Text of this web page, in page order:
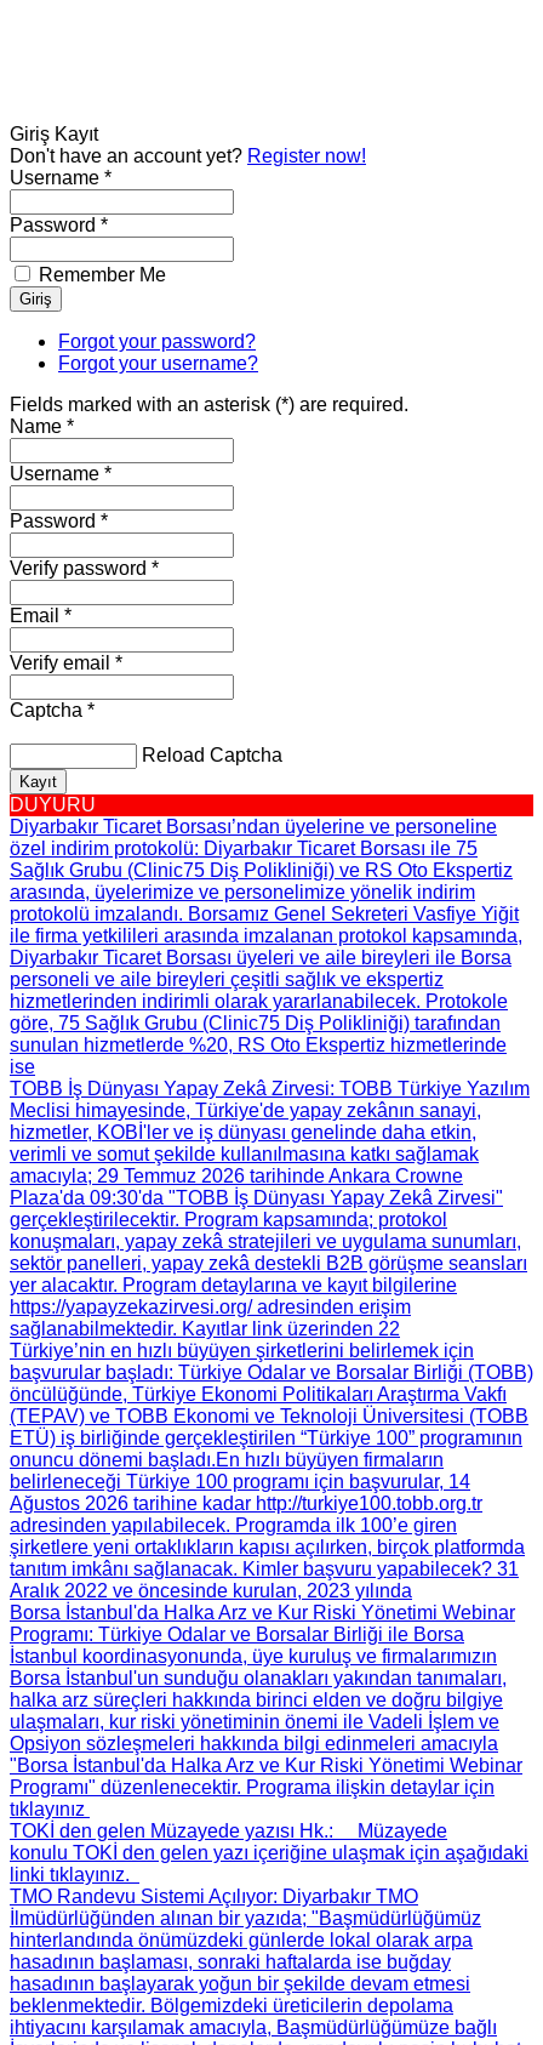
Giriş Kayıt
Don't have an account yet? Register now!
Username *
Password *
Remember Me
Forgot your password?
Forgot your username?
Fields marked with an asterisk (*) are required.
Name *
Username *
Password *
Verify password *
Email *
Verify email *
Captcha *
Reload Captcha
Kayıt
DUYURU
Diyarbakır Ticaret Borsası’ndan üyelerine ve personeline
özel indirim protokolü: Diyarbakır Ticaret Borsası ile 75
Sağlık Grubu (Clinic75 Diş Polikliniği) ve RS Oto Ekspertiz
arasında, üyelerimize ve personelimize yönelik indirim
protokolü imzalandı. Borsamız Genel Sekreteri Vasfiye Yiğit
ile firma yetkilileri arasında imzalanan protokol kapsamında,
Diyarbakır Ticaret Borsası üyeleri ve aile bireyleri ile Borsa
personeli ve aile bireyleri çeşitli sağlık ve ekspertiz
hizmetlerinden indirimli olarak yararlanabilecek. Protokole
göre, 75 Sağlık Grubu (Clinic75 Diş Polikliniği) tarafından
sunulan hizmetlerde %20, RS Oto Ekspertiz hizmetlerinde
ise
TOBB İş Dünyası Yapay Zekâ Zirvesi: TOBB Türkiye Yazılım
Meclisi himayesinde, Türkiye'de yapay zekânın sanayi,
hizmetler, KOBİ'ler ve iş dünyası genelinde daha etkin,
verimli ve somut şekilde kullanılmasına katkı sağlamak
amacıyla; 29 Temmuz 2026 tarihinde Ankara Crowne
Plaza'da 09:30'da "TOBB İş Dünyası Yapay Zekâ Zirvesi"
gerçekleştirilecektir. Program kapsamında; protokol
konuşmaları, yapay zekâ stratejileri ve uygulama sunumları,
sektör panelleri, yapay zekâ destekli B2B görüşme seansları
yer alacaktır. Program detaylarına ve kayıt bilgilerine
https://yapayzekazirvesi.org/ adresinden erişim
sağlanabilmektedir. Kayıtlar link üzerinden 22
Türkiye’nin en hızlı büyüyen şirketlerini belirlemek için
başvurular başladı: Türkiye Odalar ve Borsalar Birliği (TOBB)
öncülüğünde, Türkiye Ekonomi Politikaları Araştırma Vakfı
(TEPAV) ve TOBB Ekonomi ve Teknoloji Üniversitesi (TOBB
ETÜ) iş birliğinde gerçekleştirilen “Türkiye 100” programının
onuncu dönemi başladı.​ En hızlı büyüyen firmaların
belirleneceği Türkiye 100 programı için başvurular, 14
Ağustos 2026 tarihine kadar http://turkiye100.tobb.org.tr
adresinden yapılabilecek. Programda ilk 100’e giren
şirketlere yeni ortaklıkların kapısı açılırken, birçok platformda
tanıtım imkânı sağlanacak. Kimler başvuru yapabilecek? 31
Aralık 2022 ve öncesinde kurulan, 2023 yılında
Borsa İstanbul'da Halka Arz ve Kur Riski Yönetimi Webinar
Programı: Türkiye Odalar ve Borsalar Birliği ile Borsa
İstanbul koordinasyonunda, üye kuruluş ve firmalarımızın
Borsa İstanbul'un sunduğu olanakları yakından tanımaları,
halka arz süreçleri hakkında birinci elden ve doğru bilgiye
ulaşmaları, kur riski yönetiminin önemi ile Vadeli İşlem ve
Opsiyon sözleşmeleri hakkında bilgi edinmeleri amacıyla
"Borsa İstanbul'da Halka Arz ve Kur Riski Yönetimi Webinar
Programı" düzenlenecektir. Programa ilişkin detaylar için
tıklayınız
TOKİ den gelen Müzayede yazısı Hk.: Müzayede
konulu TOKİ den gelen yazı içeriğine ulaşmak için aşağıdaki
linki tıklayınız.
TMO Randevu Sistemi Açılıyor: Diyarbakır TMO
İlmüdürlüğünden alınan bir yazıda; "Başmüdürlüğümüz
hinterlandında önümüzdeki günlerde lokal olarak arpa
hasadının başlaması, sonraki haftalarda ise buğday
hasadının başlayarak yoğun bir şekilde devam etmesi
beklenmektedir. Bölgemizdeki üreticilerin depolama
ihtiyacını karşılamak amacıyla, Başmüdürlüğümüze bağlı